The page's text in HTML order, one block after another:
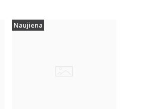
Naujiena